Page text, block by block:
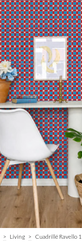
> Living > Cuadrillé Ravello 1